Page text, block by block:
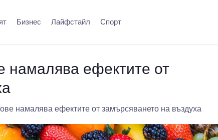
Бизнес Лайфстайл Спорт
намалява ефектите от
намалява ефектите от замърсяването на въздуха